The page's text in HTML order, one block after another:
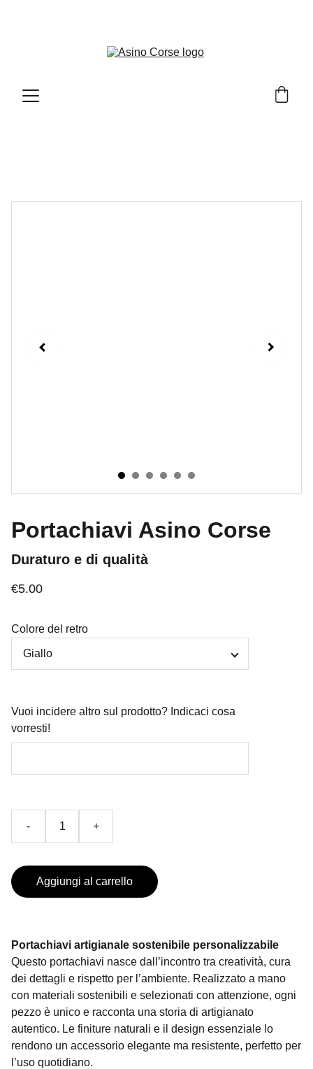
Portachiavi Asino Corse
Duraturo e di qualità
€5.00
Colore del retro
Vuoi incidere altro sul prodotto? Indicaci cosa
vorresti!
- +
Aggiungi al carrello
Portachiavi artigianale sostenibile personalizzabile
Questo portachiavi nasce dall’incontro tra creatività, cura
dei dettagli e rispetto per l’ambiente. Realizzato a mano
con materiali sostenibili e selezionati con attenzione, ogni
pezzo è unico e racconta una storia di artigianato
autentico. Le finiture naturali e il design essenziale lo
rendono un accessorio elegante ma resistente, perfetto per
l’uso quotidiano.